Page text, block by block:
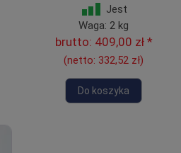
Jest
Waga: 2 kg
brutto: 409,00 zł*
(netto: 332,52 zł)
Do koszyka